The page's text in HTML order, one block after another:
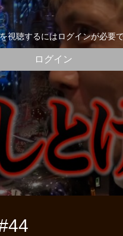
視聴するにはログインが必要で
ログイン